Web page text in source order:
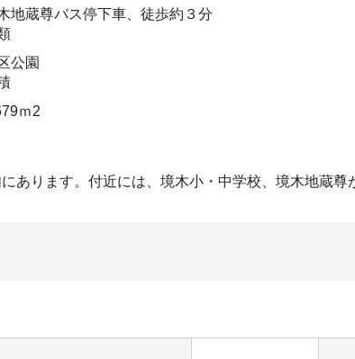
地蔵尊バス停下車、徒歩約３分
公園
ｍ2
あります。付近には、境木小・中学校、境木地蔵尊